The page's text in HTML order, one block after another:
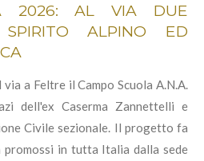
2026: AL VIA DUE
ALPINO ED
a Feltre il Campo Scuola A.N.A.
dell'ex Caserma Zannettelli e
Civile sezionale. Il progetto fa
promossi in tutta Italia dalla sede